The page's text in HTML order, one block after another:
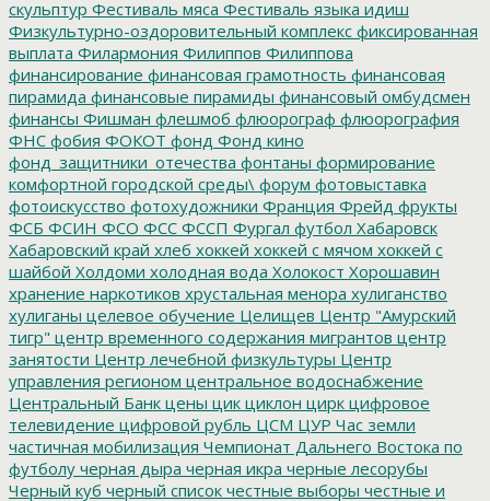
скульптур Фестиваль мяса Фестиваль языка идиш
Физкультурно-оздоровительный комплекс фиксированная
выплата Филармония Филиппов Филиппова
финансирование финансовая грамотность финансовая
пирамида финансовые пирамиды финансовый омбудсмен
финансы Фишман флешмоб флюорограф флюорография
ФНС фобия ФОКОТ фонд Фонд кино
фонд_защитники_отечества фонтаны формирование
комфортной городской среды\ форум фотовыставка
фотоискусство фотохудожники Франция Фрейд фрукты
ФСБ ФСИН ФСО ФСС ФССП Фургал футбол Хабаровск
Хабаровский край хлеб хоккей хоккей с мячом хоккей с
шайбой Холдоми холодная вода Холокост Хорошавин
хранение наркотиков хрустальная менора хулиганство
хулиганы целевое обучение Целищев Центр "Амурский
тигр" центр временного содержания мигрантов центр
занятости Центр лечебной физкультуры Центр
управления регионом центральное водоснабжение
Центральный Банк цены цик циклон цирк цифровое
телевидение цифровой рубль ЦСМ ЦУР Час земли
частичная мобилизация Чемпионат Дальнего Востока по
футболу черная дыра черная икра черные лесорубы
Черный куб черный список честные выборы честные и